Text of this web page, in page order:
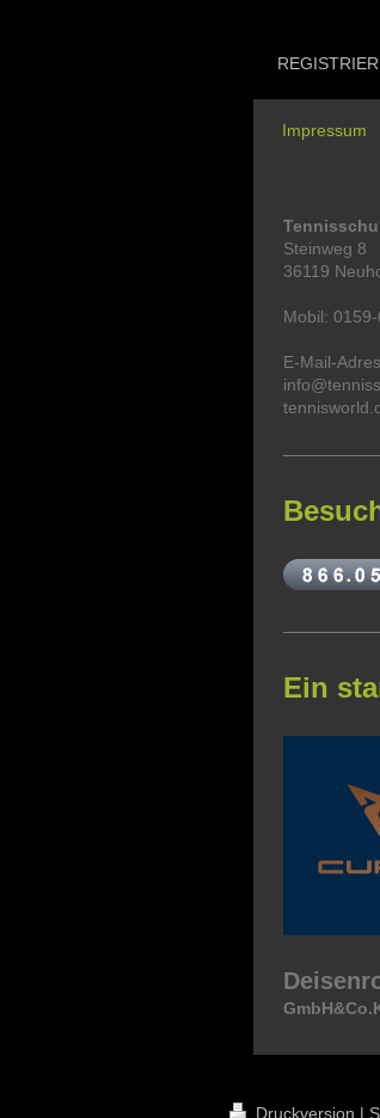
Impressum
Steinweg 8
36119
Mobil:
E-Mail-
Ein
Druckversion |